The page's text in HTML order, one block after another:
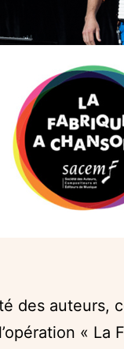
des auteurs,
« La